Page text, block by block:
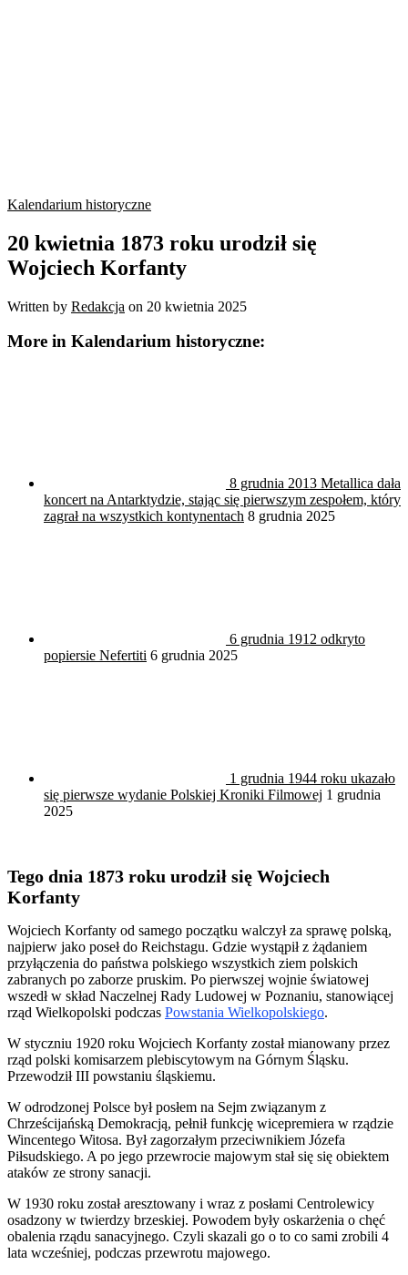
Kalendarium historyczne
20 kwietnia 1873 roku urodził się
Wojciech Korfanty
Written by Redakcja on 20 kwietnia 2025
More in Kalendarium historyczne:
8 grudnia 2013 Metallica dała
koncert na Antarktydzie, stając się pierwszym zespołem, który
zagrał na wszystkich kontynentach 8 grudnia 2025
6 grudnia 1912 odkryto
popiersie Nefertiti 6 grudnia 2025
1 grudnia 1944 roku ukazało
się pierwsze wydanie Polskiej Kroniki Filmowej 1 grudnia
2025
Tego dnia 1873 roku urodził się Wojciech
Korfanty
Wojciech Korfanty od samego początku walczył za sprawę polską,
najpierw jako poseł do Reichstagu. Gdzie wystąpił z żądaniem
przyłączenia do państwa polskiego wszystkich ziem polskich
zabranych po zaborze pruskim. Po pierwszej wojnie światowej
wszedł w skład Naczelnej Rady Ludowej w Poznaniu, stanowiącej
rząd Wielkopolski podczas Powstania Wielkopolskiego.
W styczniu 1920 roku Wojciech Korfanty został mianowany przez
rząd polski komisarzem plebiscytowym na Górnym Śląsku.
Przewodził III powstaniu śląskiemu.
W odrodzonej Polsce był posłem na Sejm związanym z
Chrześcijańską Demokracją, pełnił funkcję wicepremiera w rządzie
Wincentego Witosa. Był zagorzałym przeciwnikiem Józefa
Piłsudskiego. A po jego przewrocie majowym stał się się obiektem
ataków ze strony sanacji.
W 1930 roku został aresztowany i wraz z posłami Centrolewicy
osadzony w twierdzy brzeskiej. Powodem były oskarżenia o chęć
obalenia rządu sanacyjnego. Czyli skazali go o to co sami zrobili 4
lata wcześniej, podczas przewrotu majowego.